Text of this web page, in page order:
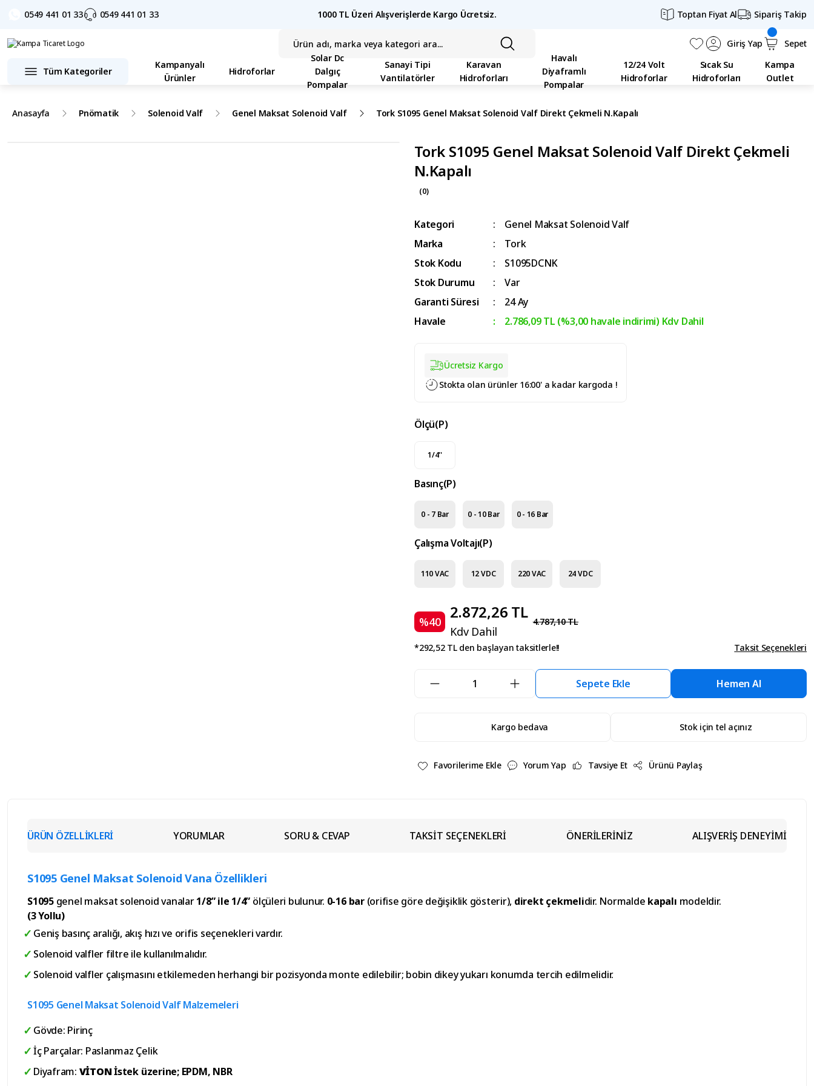
0549 441 01 33 0549 441 01 33 1000 TL Üzeri Alışverişlerde Kargo Ücretsiz. Toptan Fiyat Al Sipariş Takip
Giriş Yap Sepet
Tüm Kategoriler
Kampanyalı
Ürünler
Hidroforlar
Solar Dc
Dalgıç
Pompalar
Sanayi Tipi
Vantilatörler
Karavan
Hidroforları
Havalı
Diyaframlı
Pompalar
12/24 Volt
Hidroforlar
Sıcak Su
Hidroforları
Kampa
Outlet
Anasayfa Pnömatik Solenoid Valf Genel Maksat Solenoid Valf Tork S1095 Genel Maksat Solenoid Valf Direkt Çekmeli N.Kapalı
Tork S1095 Genel Maksat Solenoid Valf Direkt Çekmeli
N.Kapalı
(0)
Kategori
Genel Maksat Solenoid Valf
Marka
Tork
Stok Kodu
S1095DCNK
Stok Durumu
Var
Garanti Süresi
24 Ay
Havale
2.786,09 TL (%3,00 havale indirimi) Kdv Dahil
Ücretsiz Kargo
Stokta olan ürünler 16:00' a kadar kargoda !
Ölçü(P)
1/4''
Basınç(P)
0 - 7 Bar 0 - 10 Bar 0 - 16 Bar
Çalışma Voltajı(P)
110 VAC 12 VDC 220 VAC 24 VDC
%40 2.872,26 TL
Kdv Dahil
4.787,10 TL
*292,52 TL den başlayan taksitlerle!! Taksit Seçenekleri
Sepete Ekle Hemen Al
Kargo bedava Stok için tel açınız
Yorum Yap Tavsiye Et Ürünü Paylaş
ÜRÜN ÖZELLİKLERİ YORUMLAR SORU & CEVAP TAKSİT SEÇENEKLERİ ÖNERİLERİNİZ ALIŞVERİŞ DENEYİMİ
S1095 Genel Maksat Solenoid Vana Özellikleri
S1095genel maksat solenoid vanalar1/8” ile 1/4” ölçüleri bulunur. 0-16 bar(orifise göre değişiklik gösterir), direkt çekmelidir. Normalde kapalı modeldir.
(3 Yollu)
Geniş basınç aralığı, akış hızı ve orifis seçenekleri vardır.
Solenoid valfler filtre ile kullanılmalıdır.
Solenoid valfler çalışmasını etkilemeden herhangi bir pozisyonda monte edilebilir; bobin dikey yukarı konumda tercih edilmelidir.
S1095 Genel Maksat Solenoid Valf Malzemeleri
Gövde: Pirinç
İç Parçalar: Paslanmaz Çelik
Diyafram: VİTONİstek üzerine; EPDM, NBR